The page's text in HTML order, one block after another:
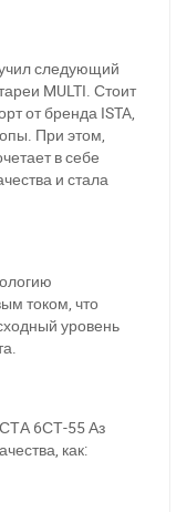
следующий
MULTI. Стоит
от бренда ISTA,
При этом,
в себе
и стала
током, что
уровень
6СТ-55 Аз
как:
в Viber /